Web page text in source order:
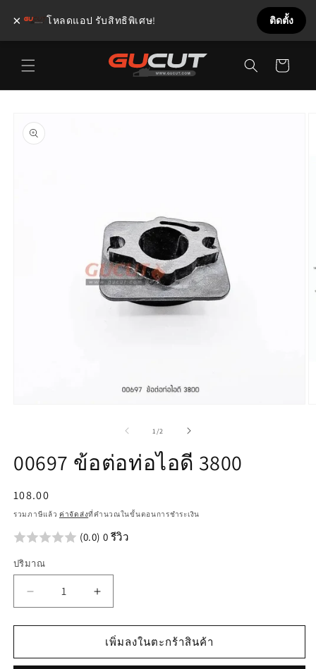
ข้ามไป
ยัง
เนื้อหา
สินค้า
ยังข้อมูล
สินค้า
โม
1 /จาก
2
00697 ข้อต่อท่อไอดี 3800
ราคา
ปกติ
108.00
รวมภาษีแล้ว ค่าจัดส่งที่คำนวณในขั้นตอนการชำระเงิน
(0.0) 0 รีวิว
ปริมาณ
00697
สำหรับ
00697
เพิ่มลงในตะกร้าสินค้า
× โหลดแอป รับสิทธิพิเศษ! ติดตั้ง